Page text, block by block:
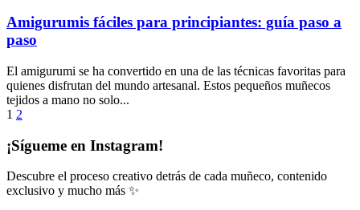
Amigurumis fáciles para principiantes: guía paso a
paso
El amigurumi se ha convertido en una de las técnicas favoritas para
quienes disfrutan del mundo artesanal. Estos pequeños muñecos
tejidos a mano no solo...
Paginación
de
entradas
1 2
¡Sígueme en Instagram!
Descubre el proceso creativo detrás de cada muñeco, contenido
exclusivo y mucho más ✨